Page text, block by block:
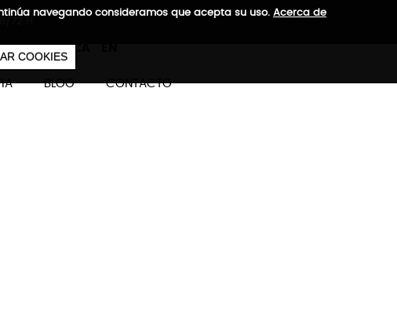
navegando consideramos que acepta su uso. Acerca de
COOKIES
ES CA
BLOG CONTACTO